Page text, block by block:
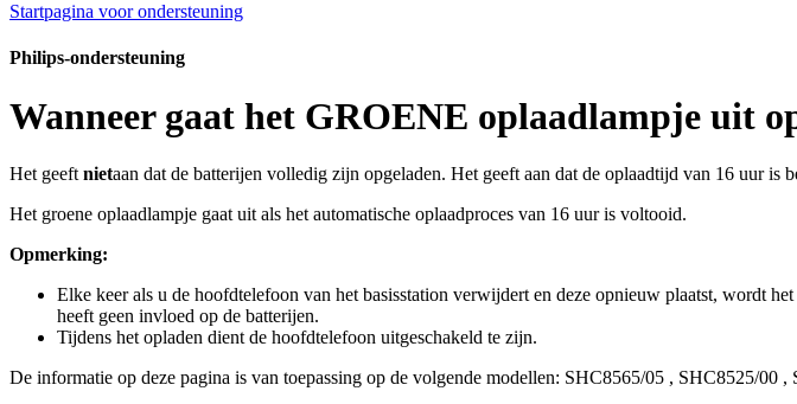
Startpagina voor ondersteuning
Philips-ondersteuning
Wanneer gaat het GROENE oplaadlampje uit
Het geeft nietaan dat de batterijen volledig zijn opgeladen. Het geeft aan dat de oplaadtijd van 16 uur is
Het groene oplaadlampje gaat uit als het automatische oplaadproces van 16 uur is voltooid.
Opmerking:
Elke keer als u de hoofdtelefoon van het basisstation verwijdert en deze opnieuw plaatst, wordt
heeft geen invloed op de batterijen.
Tijdens het opladen dient de hoofdtelefoon uitgeschakeld te zijn.
De informatie op deze pagina is van toepassing op de volgende modellen: SHC8565/05 , SHC8525/00 ,